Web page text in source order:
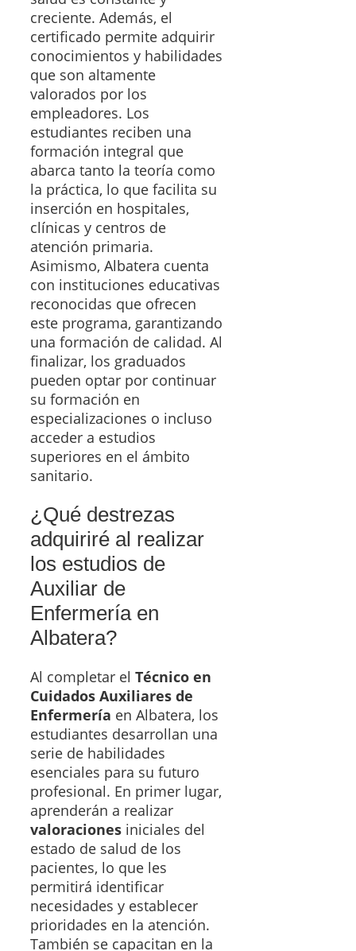
creciente. Además, el
certificado permite adquirir
conocimientos y habilidades
que son altamente
valorados por los
empleadores. Los
estudiantes reciben una
formación integral que
abarca tanto la teoría como
la práctica, lo que facilita su
inserción en hospitales,
clínicas y centros de
atención primaria.
Asimismo, Albatera cuenta
con instituciones educativas
reconocidas que ofrecen
este programa, garantizando
una formación de calidad. Al
finalizar, los graduados
pueden optar por continuar
su formación en
especializaciones o incluso
acceder a estudios
superiores en el ámbito
sanitario.
¿Qué destrezas
adquiriré al realizar
los estudios de
Auxiliar de
Enfermería en
Albatera?
Al completar el Técnico en
Cuidados Auxiliares de
Enfermería en Albatera, los
estudiantes desarrollan una
serie de habilidades
esenciales para su futuro
profesional. En primer lugar,
aprenderán a realizar
valoraciones iniciales del
estado de salud de los
pacientes, lo que les
permitirá identificar
necesidades y establecer
prioridades en la atención.
También se capacitan en la